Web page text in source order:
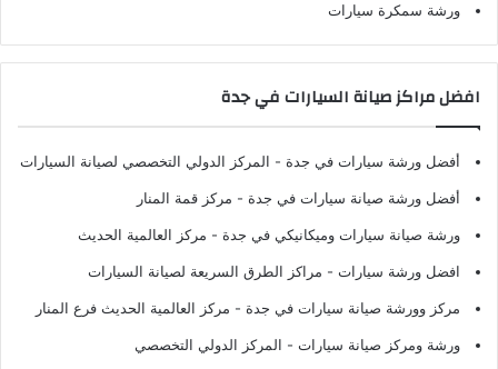
ورشة سمكرة سيارات
افضل مراكز صيانة السيارات في جدة
أفضل ورشة سيارات في جدة - المركز الدولي التخصصي لصيانة السيارات
أفضل ورشة صيانة سيارات في جدة - مركز قمة المنار
ورشة صيانة سيارات وميكانيكي في جدة - مركز العالمية الحديث
افضل ورشة سيارات - مراكز الطرق السريعة لصيانة السيارات
مركز وورشة صيانة سيارات في جدة - مركز العالمية الحديث فرع المنار
ورشة ومركز صيانة سيارات - المركز الدولي التخصصي